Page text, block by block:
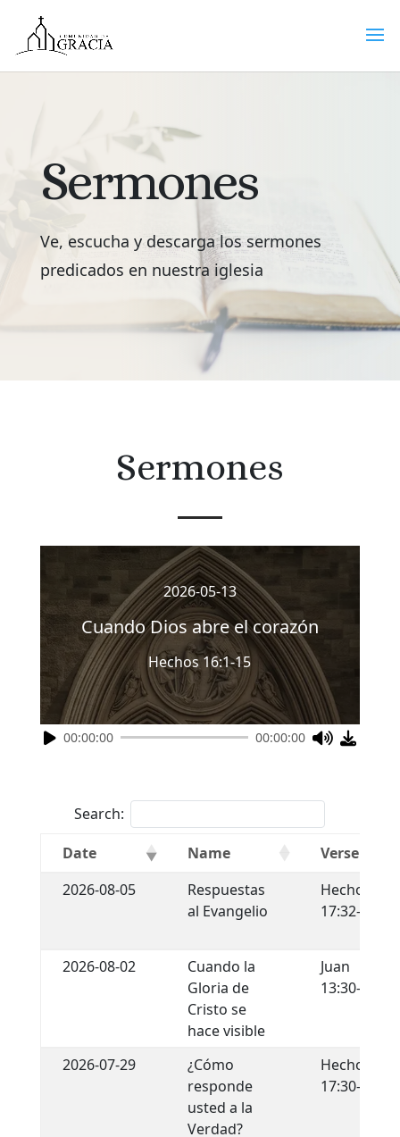
Sermones
Ve, escucha y descarga los sermones
predicados en nuestra iglesia
Sermones
2026-05-13
Cuando Dios abre el corazón
Hechos 16:1-15
00:00:00 00:00:00
Search:
Date
Name
Verse
2026-08-05
Respuestas
al Evangelio
Hechos
17:32-34
2026-08-02
Cuando la
Gloria de
Cristo se
hace visible
Juan
13:30-35
2026-07-29
¿Cómo
responde
usted a la
Verdad?
Hechos
17:30-31